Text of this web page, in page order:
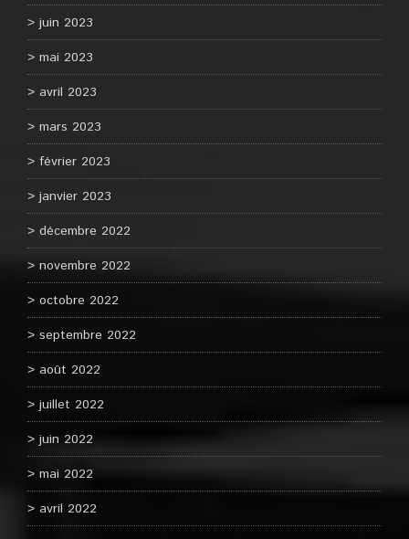
juin 2023
mai 2023
avril 2023
mars 2023
février 2023
janvier 2023
décembre 2022
novembre 2022
octobre 2022
septembre 2022
août 2022
juillet 2022
juin 2022
mai 2022
avril 2022